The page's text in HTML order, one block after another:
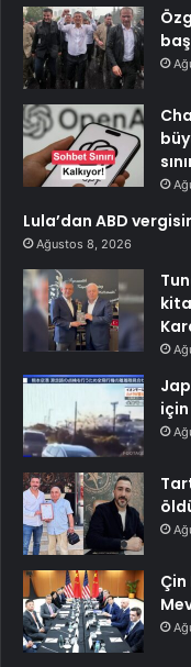
Lula’dan ABD
Ağustos 8, 2026
için
Çin